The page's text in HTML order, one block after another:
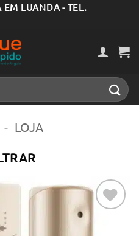
EM LUANDA - TEL.
- LOJA
Adicionar